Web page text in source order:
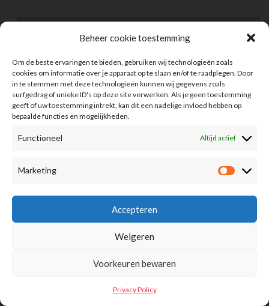
Beheer cookie toestemming
Om de beste ervaringen te bieden, gebruiken wij technologieën zoals
cookies om informatie over je apparaat op te slaan en/of te raadplegen. Door
in te stemmen met deze technologieën kunnen wij gegevens zoals
surfgedrag of unieke ID's op deze site verwerken. Als je geen toestemming
geeft of uw toestemming intrekt, kan dit een nadelige invloed hebben op
bepaalde functies en mogelijkheden.
Functioneel Altijd actief
Marketing
Accepteren
Weigeren
Voorkeuren bewaren
Privacy Policy
Information
Advertising
© 2023 Guide of Events.